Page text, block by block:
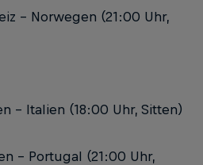
– Norwegen (21:00 Uhr,
– Italien (18:00 Uhr, Sitten)
– Portugal (21:00 Uhr,